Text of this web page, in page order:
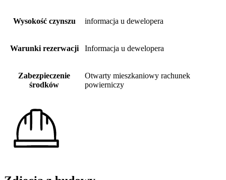
Wysokość czynszu informacja u dewelopera
Warunki rezerwacji Informacja u dewelopera
Zabezpieczenie
środków
Otwarty mieszkaniowy rachunek
powierniczy